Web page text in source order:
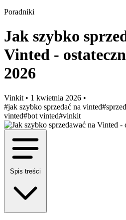
Poradniki
Jak szybko
Vinted -
2026
Vinkit • 1 kwietnia 2026 •
#jak szybko sprzedać na vinted
vinted#bot vinted#vinkit
Spis treści